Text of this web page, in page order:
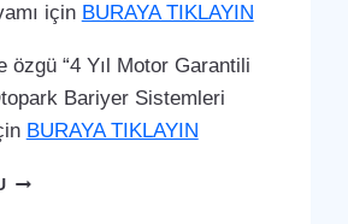
için BURAYA TIKLAYIN
özgü “4 Yıl Motor Garantili
Bariyer Sistemleri
BURAYA TIKLAYIN
TORUL